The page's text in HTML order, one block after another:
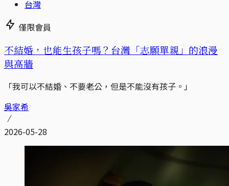
台灣
僅限會員
不結婚，也能生孩子嗎？台灣「志願單親」的浪漫
與高牆
「我可以不結婚、不要老公，但是不能沒有孩子。」
吳家希
2026-05-28